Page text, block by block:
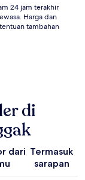
24 jam terakhir
Harga dan
tambahan
di
dari Termasuk
sarapan